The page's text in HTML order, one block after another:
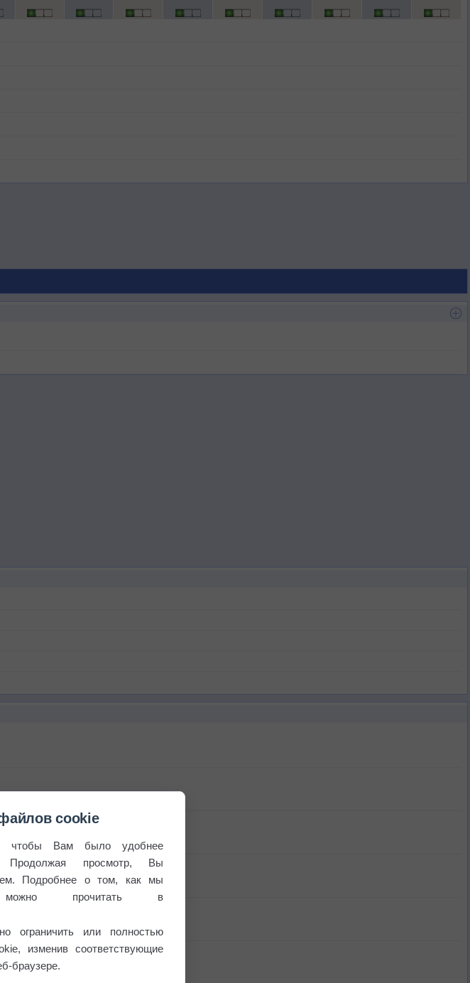
cookie
чтобы Вам было удобнее
Продолжая просмотр, Вы
Подробнее о том, как мы
можно прочитать в
ограничить или полностью
изменив соответствующие
браузере.